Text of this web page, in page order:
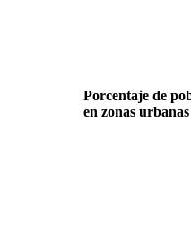
Porcentaje de
en zonas urbanas